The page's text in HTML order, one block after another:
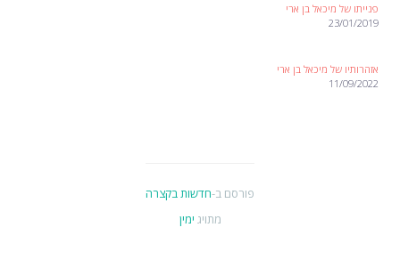
פנייתו של מיכאל בן ארי
23/01/2019
אזהרותיו של מיכאל בן ארי
11/09/2022
פורסם ב-חדשות בקצרה
מתויג ימין